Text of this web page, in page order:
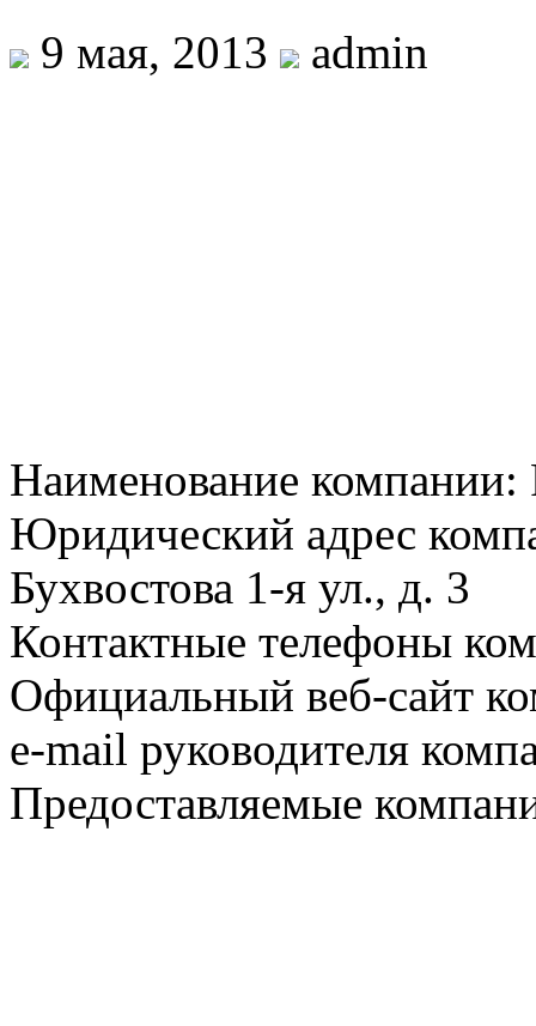
9 мая, 2013 admin
Наименование
Юридический адрес
Бухвостова 1-я ул., д. 3
Контактные телефоны
Официальный веб-сайт
e-mail руководителя
Предоставляемые